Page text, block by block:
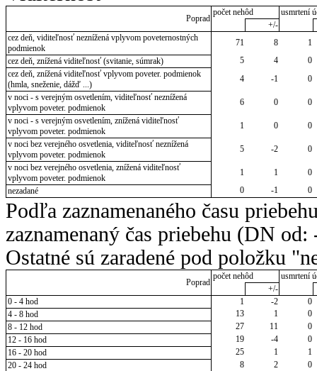
Poprad
počet nehôd
usmrtení
+/-
cez deň, viditeľnosť neznížená vplyvom poveternostných
podmienok
71 8
1
cez deň, znížená viditeľnosť (svitanie, súmrak)
5 4
0
cez deň, znížená viditeľnosť vplyvom poveter. podmienok
(hmla, sneženie, dážď ...)
4 -1
0
v noci - s verejným osvetlením, viditeľnosť neznížená
vplyvom poveter. podmienok
6 0
0
v noci - s verejným osvetlením, znížená viditeľnosť
vplyvom poveter. podmienok
1 0
0
v noci bez verejného osvetlenia, viditeľnosť neznížená
vplyvom poveter. podmienok
5 -2
0
v noci bez verejného osvetlenia, znížená viditeľnosť
vplyvom poveter. podmienok
1 1
0
nezadané
0 -1 0
Podľa zaznamenaného času
zaznamenaný čas priebehu (DN
Ostatné sú zaradené pod položku
Poprad
počet nehôd
usmrtení
+/-
0 - 4 hod
1 -2
0
4 - 8 hod
13 1
0
8 - 12 hod
27 11
0
12 - 16 hod
19 -4
0
16 - 20 hod
25 1
1
20 - 24 hod
8 2
0